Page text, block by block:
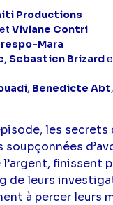
Productions
etViviane Contri
Mara
, Sebastien Brizard
, Benedicte Abt
les secrets
soupçonnées
finissent
de leurs
à percer leurs